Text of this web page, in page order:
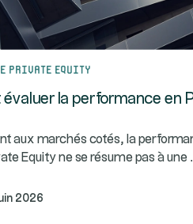
Private Equity
la performance en
aux marchés cotés, la
Equity ne se résume pas à une
2026